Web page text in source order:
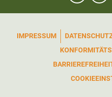
IMPRESSUM